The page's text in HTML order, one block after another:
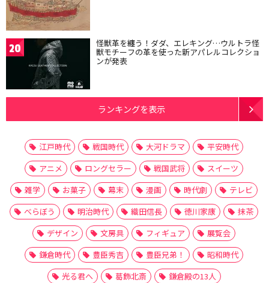
20 怪獣革を纏う！ダダ、エレキング…ウルトラ怪
獣モチーフの革を使った新アパレルコレクショ
ンが発表
ランキングを表示
江戸時代 戦国時代 大河ドラマ
平安時代
アニメ
ロングセラー 戦国武将
スイーツ
雑学
お菓子 幕末 漫画 時代劇
テレビ
べらぼう
明治時代 織田信長 徳川家康
抹茶
デザイン
文房具 フィギュア
展覧会
鎌倉時代
豊臣秀吉 豊臣兄弟！
昭和時代
光る君へ
葛飾北斎 鎌倉殿の13人